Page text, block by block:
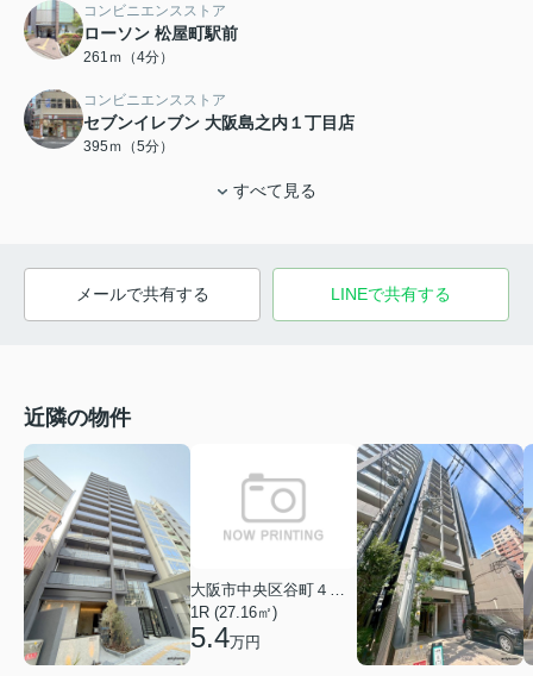
コンビニエンスストア
ローソン 松屋町駅前
261ｍ（4分）
コンビニエンスストア
セブンイレブン 大阪島之内１丁目店
395ｍ（5分）
すべて見る
メールで共有する LINEで共有する
近隣の物件
1R (27.16㎡)
5.4万円